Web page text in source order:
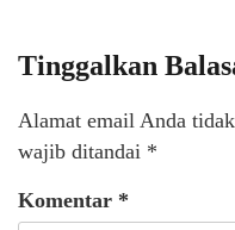
Tinggalkan
Alamat email Anda
wajib ditandai *
Komentar *